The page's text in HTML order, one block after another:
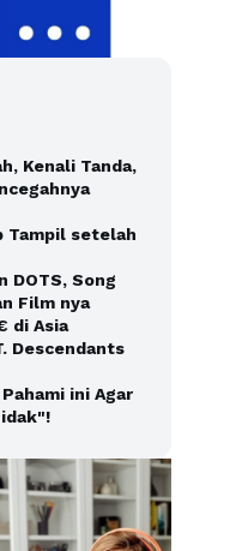
Kenali Tanda,
Tampil setelah
DOTS, Song
Film nya
di Asia
Descendants
ini Agar